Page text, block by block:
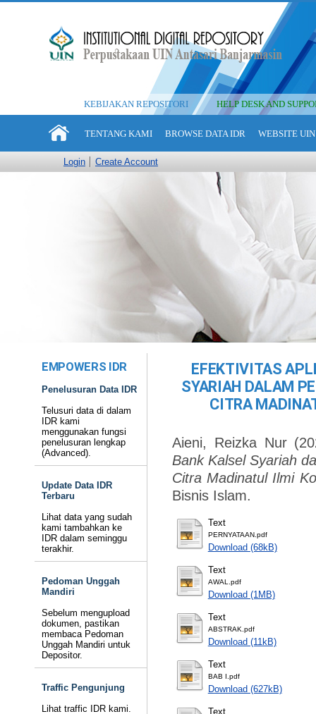
KEBIJAKAN REPOSITORI HELP DESK AND
TENTANG KAMI BROWSE DATA IDR WEBSITE
Login Create Account
EMPOWERS IDR
Penelusuran Data IDR
Telusuri data di dalam
IDR kami
menggunakan fungsi
penelusuran lengkap
(Advanced).
Update Data IDR
Terbaru
Lihat data yang sudah
kami tambahkan ke
IDR dalam seminggu
terakhir.
Pedoman Unggah
Mandiri
Sebelum mengupload
dokumen, pastikan
membaca Pedoman
Unggah Mandiri untuk
Depositor.
Traffic Pengunjung
Lihat traffic IDR kami.
EFEKTIVITAS
SYARIAH DALAM
CITRA
Aieni, Reizka Nur
Bank Kalsel Syariah
Citra Madinatul Ilmi
Bisnis Islam.
Text
PERNYATAAN.pdf
Download (68kB)
Text
AWAL.pdf
Download (1MB)
Text
ABSTRAK.pdf
Download (11kB)
Text
BAB I.pdf
Download (627kB)
Text